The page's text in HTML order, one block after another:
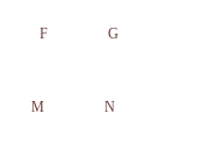
F G
M N